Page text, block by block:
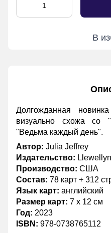
В
Долгожданная
визуально схожа со
"Ведьма каждый день".
Автор: Julia Jeffrey
Издательство: Llewellyn
Производство: США
Состав: 78 карт + 312
Язык карт: английский
Размер карт: 7 х 12 см
Год: 2023
ISBN: 978-0738765112